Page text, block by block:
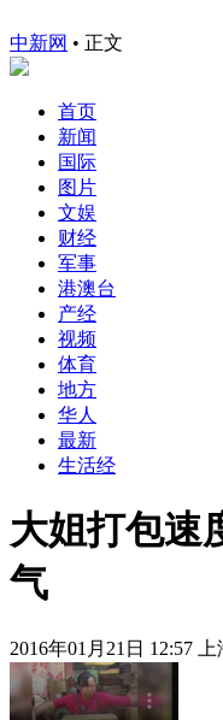
中新网 • 正文
首页
新闻
国际
图片
文娱
财经
军事
港澳台
产经
视频
体育
地方
华人
最新
生活经
大姐打包速
气
2016年01月21日 12:57